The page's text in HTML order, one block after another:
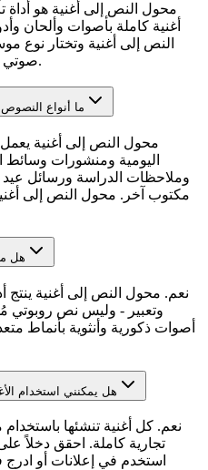
محول النص إلى أغنية هو أداة
أغنية كاملة بأصوات وألحان
النص إلى أغنية وتختار
صوتي مكتمل. لا يتطلب خلفية موسيقية.
ما أنواع
محول النص إلى أغنية
اليومية ومنشورات
وملاحظات الدراسة ورسائل عيد
مكتوب آخر. محول النص إلى
هل
نعم. محول النص إلى أغنية ينتج
وتعبير - وليس نص روبوتي
أصوات ذكورية وأنثوية بأنماط
هل يمكنني استخدام
نعم. كل أغنية تنشئها
تجارية كاملة. احقق دخلاً
استخدم في إعلانات أو